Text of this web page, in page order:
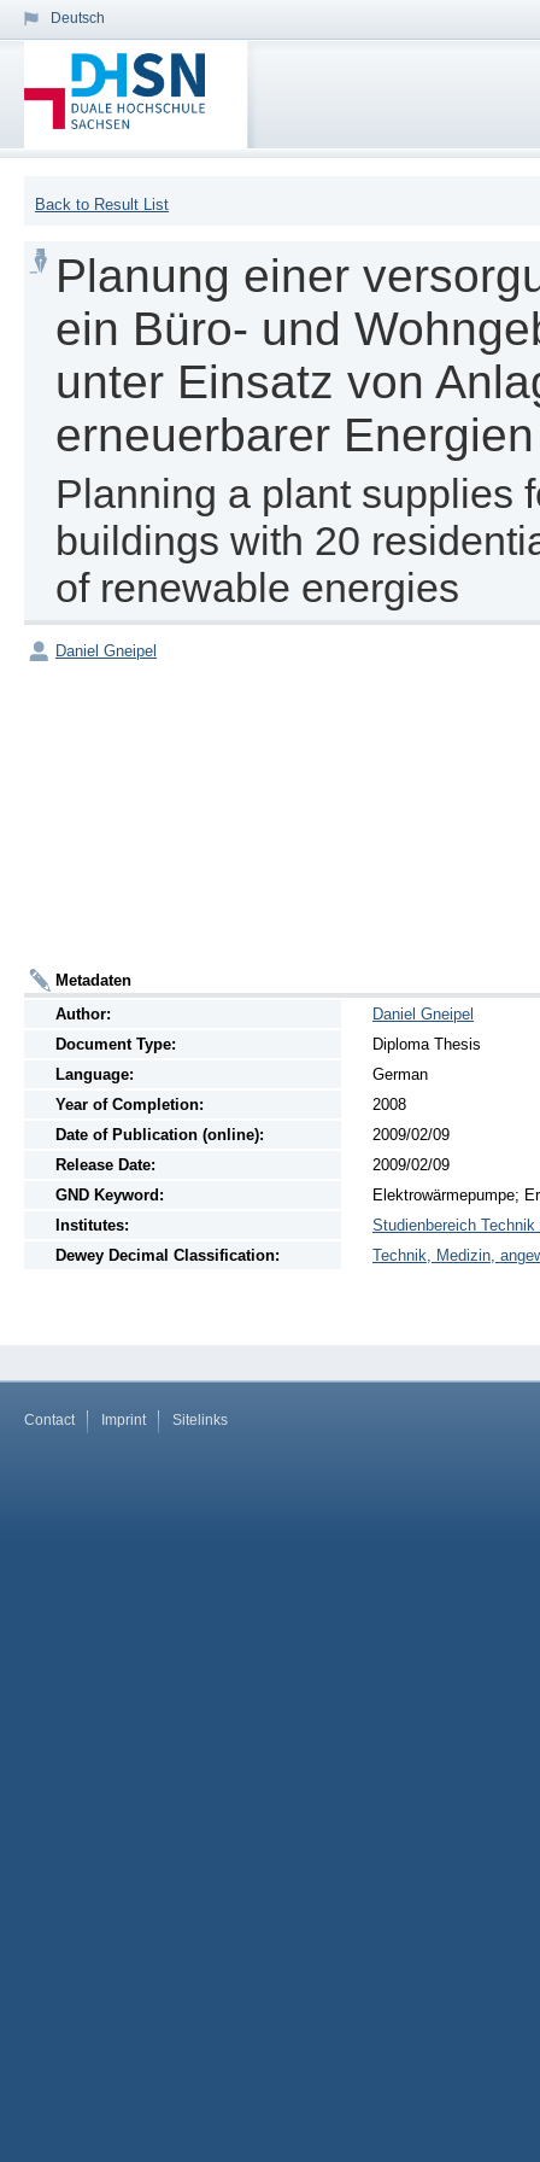
Deutsch
Back to Result List
Planung einer
ein Büro- und
unter Einsatz von
erneuerbarer Energien
Planning a plant supplies
buildings with 20
of renewable energies
Daniel Gneipel
Metadaten
Author:
Daniel Gneipel
Document Type:
Diploma Thesis
Language:
German
Year of Completion:
2008
Date of Publication (online):
2009/02/09
Release Date:
2009/02/09
GND Keyword:
Elektrowärmepumpe;
Institutes:
Studienbereich
Dewey Decimal Classification:
Technik, Medizin,
Contact Imprint Sitelinks